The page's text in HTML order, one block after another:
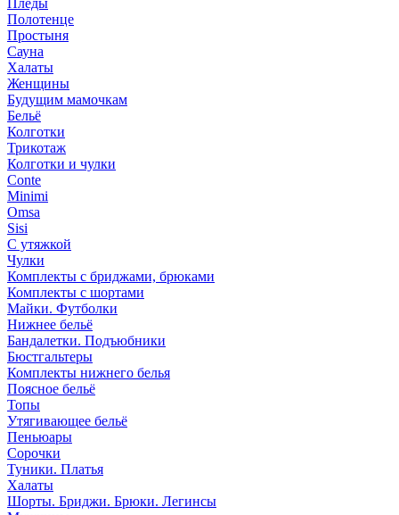
Пледы
Полотенце
Простыня
Сауна
Халаты
Женщины
Будущим мамочкам
Бельё
Колготки
Трикотаж
Колготки и чулки
Conte
Minimi
Omsa
Sisi
С утяжкой
Чулки
Комплекты с бриджами, брюками
Комплекты с шортами
Майки. Футболки
Нижнее бельё
Бандалетки. Подъюбники
Бюстгальтеры
Комплекты нижнего белья
Поясное бельё
Топы
Утягивающее бельё
Пеньюары
Сорочки
Туники. Платья
Халаты
Шорты. Бриджи. Брюки. Легинсы